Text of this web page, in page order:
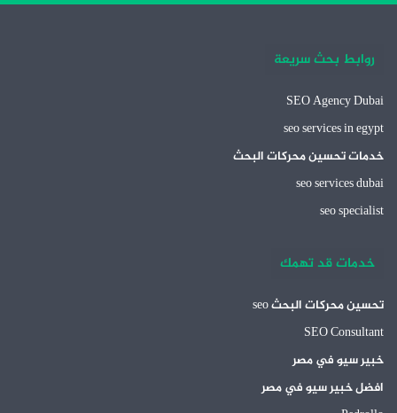
روابط بحث سريعة
SEO Agency Dubai
seo services in egypt
خدمات تحسين محركات البحث
seo services dubai
seo specialist
خدمات قد تهمك
تحسين محركات البحث seo
SEO Consultant
خبير سيو في مصر
افضل خبير سيو في مصر